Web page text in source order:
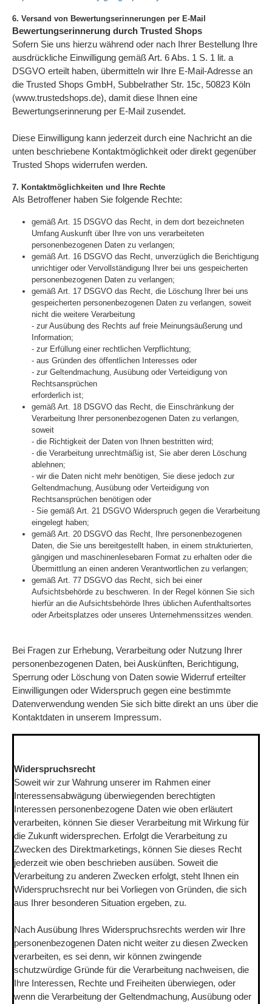
6. Versand von Bewertungserinnerungen per E-Mail
Bewertungserinnerung durch Trusted Shops
Sofern Sie uns hierzu während oder nach Ihrer Bestellung Ihre
ausdrückliche Einwilligung gemäß Art. 6 Abs. 1 S. 1 lit. a
DSGVO erteilt haben, übermitteln wir Ihre E-Mail-Adresse an
die Trusted Shops GmbH, Subbelrather Str. 15c, 50823 Köln
(www.trustedshops.de), damit diese Ihnen eine
Bewertungserinnerung per E-Mail zusendet.
Diese Einwilligung kann jederzeit durch eine Nachricht an die
unten beschriebene Kontaktmöglichkeit oder direkt gegenüber
Trusted Shops widerrufen werden.
7. Kontaktmöglichkeiten und Ihre Rechte
Als Betroffener haben Sie folgende Rechte:
gemäß Art. 15 DSGVO das Recht, in dem dort bezeichneten
Umfang Auskunft über Ihre von uns verarbeiteten
personenbezogenen Daten zu verlangen;
gemäß Art. 16 DSGVO das Recht, unverzüglich die Berichtigung
unrichtiger oder Vervollständigung Ihrer bei uns gespeicherten
personenbezogenen Daten zu verlangen;
gemäß Art. 17 DSGVO das Recht, die Löschung Ihrer bei uns
gespeicherten personenbezogenen Daten zu verlangen, soweit
nicht die weitere Verarbeitung
- zur Ausübung des Rechts auf freie Meinungsäußerung und
Information;
- zur Erfüllung einer rechtlichen Verpflichtung;
- aus Gründen des öffentlichen Interesses oder
- zur Geltendmachung, Ausübung oder Verteidigung von
Rechtsansprüchen
erforderlich ist;
gemäß Art. 18 DSGVO das Recht, die Einschränkung der
Verarbeitung Ihrer personenbezogenen Daten zu verlangen,
soweit
- die Richtigkeit der Daten von Ihnen bestritten wird;
- die Verarbeitung unrechtmäßig ist, Sie aber deren Löschung
ablehnen;
- wir die Daten nicht mehr benötigen, Sie diese jedoch zur
Geltendmachung, Ausübung oder Verteidigung von
Rechtsansprüchen benötigen oder
- Sie gemäß Art. 21 DSGVO Widerspruch gegen die Verarbeitung
eingelegt haben;
gemäß Art. 20 DSGVO das Recht, Ihre personenbezogenen
Daten, die Sie uns bereitgestellt haben, in einem strukturierten,
gängigen und maschinenlesebaren Format zu erhalten oder die
Übermittlung an einen anderen Verantwortlichen zu verlangen;
gemäß Art. 77 DSGVO das Recht, sich bei einer
Aufsichtsbehörde zu beschweren. In der Regel können Sie sich
hierfür an die Aufsichtsbehörde Ihres üblichen Aufenthaltsortes
oder Arbeitsplatzes oder unseres Unternehmenssitzes wenden.
Bei Fragen zur Erhebung, Verarbeitung oder Nutzung Ihrer
personenbezogenen Daten, bei Auskünften, Berichtigung,
Sperrung oder Löschung von Daten sowie Widerruf erteilter
Einwilligungen oder Widerspruch gegen eine bestimmte
Datenverwendung wenden Sie sich bitte direkt an uns über die
Kontaktdaten in unserem Impressum.
Widerspruchsrecht
Soweit wir zur Wahrung unserer im Rahmen einer
Interessensabwägung überwiegenden berechtigten
Interessen personenbezogene Daten wie oben erläutert
verarbeiten, können Sie dieser Verarbeitung mit Wirkung für
die Zukunft widersprechen. Erfolgt die Verarbeitung zu
Zwecken des Direktmarketings, können Sie dieses Recht
jederzeit wie oben beschrieben ausüben. Soweit die
Verarbeitung zu anderen Zwecken erfolgt, steht Ihnen ein
Widerspruchsrecht nur bei Vorliegen von Gründen, die sich
aus Ihrer besonderen Situation ergeben, zu.
Nach Ausübung Ihres Widerspruchsrechts werden wir Ihre
personenbezogenen Daten nicht weiter zu diesen Zwecken
verarbeiten, es sei denn, wir können zwingende
schutzwürdige Gründe für die Verarbeitung nachweisen, die
Ihre Interessen, Rechte und Freiheiten überwiegen, oder
wenn die Verarbeitung der Geltendmachung, Ausübung oder